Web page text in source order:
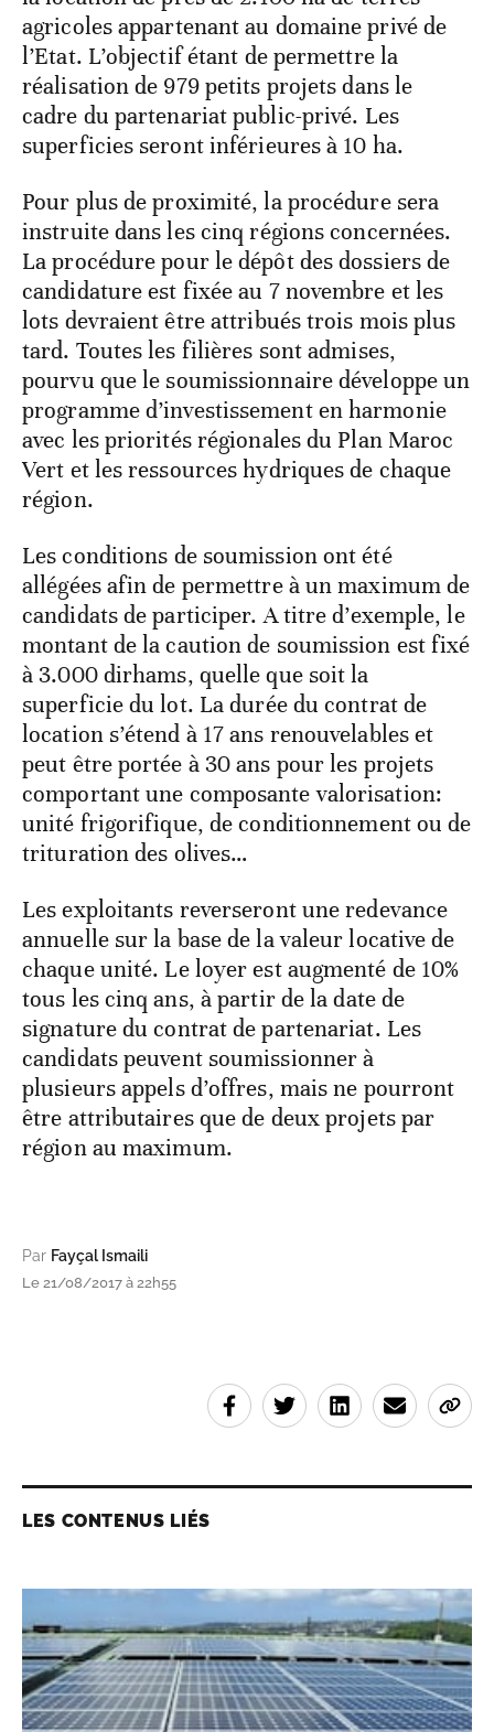
agricoles appartenant au domaine privé de
l’Etat. L’objectif étant de permettre la
réalisation de 979 petits projets dans le
cadre du partenariat public-privé. Les
superficies seront inférieures à 10 ha.
Pour plus de proximité, la procédure sera
instruite dans les cinq régions concernées.
La procédure pour le dépôt des dossiers de
candidature est fixée au 7 novembre et les
lots devraient être attribués trois mois plus
tard. Toutes les filières sont admises,
pourvu que le soumissionnaire développe un
programme d’investissement en harmonie
avec les priorités régionales du Plan Maroc
Vert et les ressources hydriques de chaque
région.
Les conditions de soumission ont été
allégées afin de permettre à un maximum de
candidats de participer. A titre d’exemple, le
montant de la caution de soumission est fixé
à 3.000 dirhams, quelle que soit la
superficie du lot. La durée du contrat de
location s’étend à 17 ans renouvelables et
peut être portée à 30 ans pour les projets
comportant une composante valorisation:
unité frigorifique, de conditionnement ou de
trituration des olives…
Les exploitants reverseront une redevance
annuelle sur la base de la valeur locative de
chaque unité. Le loyer est augmenté de 10%
tous les cinq ans, à partir de la date de
signature du contrat de partenariat. Les
candidats peuvent soumissionner à
plusieurs appels d’offres, mais ne pourront
être attributaires que de deux projets par
région au maximum.
Par Fayçal Ismaili
Le 21/08/2017 à 22h55
LES CONTENUS LIÉS